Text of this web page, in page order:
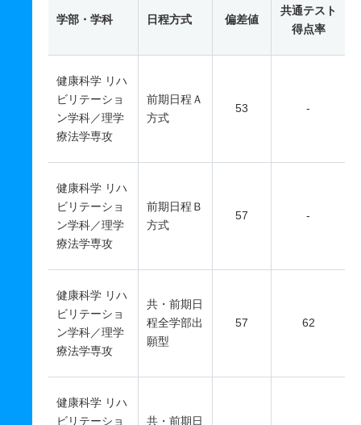
学部・学科 日程方式 偏差値
共通テスト
得点率
健康科学 リハ
ビリテーショ
ン学科／理学
療法学専攻
前期日程Ａ
方式
53 -
健康科学 リハ
ビリテーショ
ン学科／理学
療法学専攻
前期日程Ｂ
方式
57 -
健康科学 リハ
ビリテーショ
ン学科／理学
療法学専攻
共・前期日
程全学部出
願型
57 62
健康科学 リハ
ビリテーショ
共・前期日